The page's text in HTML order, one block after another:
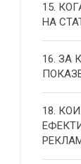
15.
НА
16. ЗА
18.